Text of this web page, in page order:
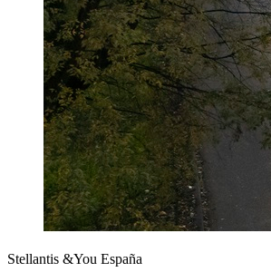
Stellantis &You España